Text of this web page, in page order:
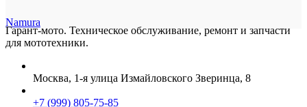
Namura
Гарант-мото. Техническое обслуживание, ремонт и запчасти
для мототехники.
Москва, 1-я улица Измайловского Зверинца, 8
+7 (999) 805-75-85